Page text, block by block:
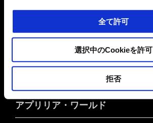
全て許可
選択中のCookieを許可
拒否
キャンペーン
アクセサリー
アプリリア・ワールド